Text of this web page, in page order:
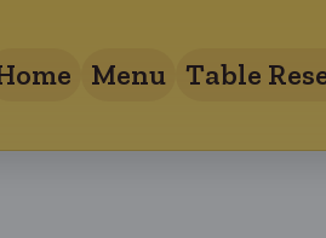
Menu Table